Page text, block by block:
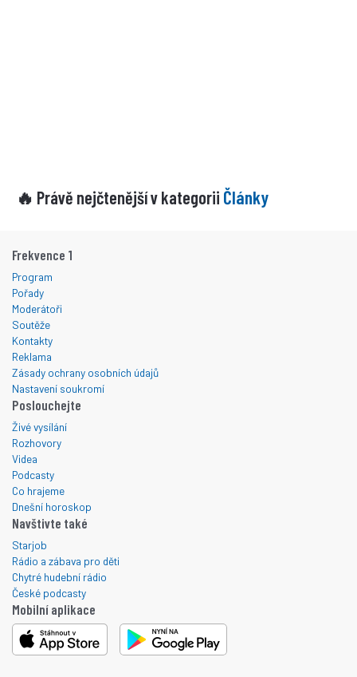
🔥 Právě nejčtenější v kategorii Články
Frekvence 1
Program
Pořady
Moderátoři
Soutěže
Kontakty
Reklama
Zásady ochrany osobních údajů
Nastavení soukromí
Poslouchejte
Živé vysílání
Rozhovory
Videa
Podcasty
Co hrajeme
Dnešní horoskop
Navštivte také
Starjob
Rádio a zábava pro děti
Chytré hudební rádio
České podcasty
Mobilní aplikace